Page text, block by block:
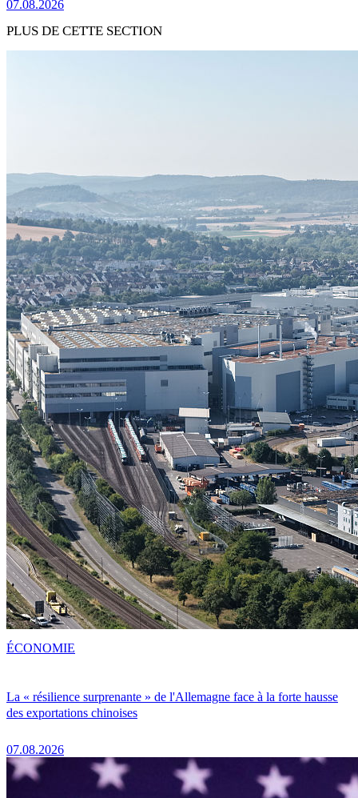
07.08.2026
PLUS DE CETTE SECTION
La « résilience surprenante » de l'Allemagne face à la forte hausse
des exportations chinoises
07.08.2026
ÉCONOMIE